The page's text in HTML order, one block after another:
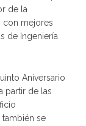
de la
con mejores
de Ingeniería
Aniversario
partir de las
también se